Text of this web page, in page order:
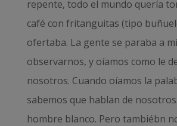
repente, todo el mundo quería
café con fritanguitas (tipo
ofertaba. La gente se paraba a
observarnos, y oíamos como le
nosotros. Cuando oíamos la
sabemos que hablan de
hombre blanco. Pero tambiébn